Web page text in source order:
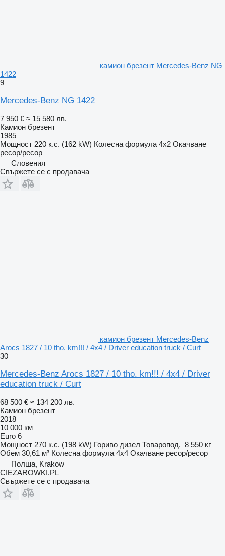
камион брезент Mercedes-Benz NG
1422
9
Mercedes-Benz NG 1422
7 950 € ≈ 15 580 лв.
Камион брезент
1985
Мощност 220 к.с. (162 kW) Колесна формула 4x2 Окачване
ресор/ресор
Словения
Свържете се с продавача
камион брезент Mercedes-Benz
Arocs 1827 / 10 tho. km!!! / 4x4 / Driver education truck / Curt
30
Mercedes-Benz Arocs 1827 / 10 tho. km!!! / 4x4 / Driver
education truck / Curt
68 500 € ≈ 134 200 лв.
Камион брезент
2018
10 000 км
Euro 6
Мощност 270 к.с. (198 kW) Гориво дизел Товаропод. 8 550 кг
Обем 30,61 м³ Колесна формула 4x4 Окачване ресор/ресор
Полша, Krakow
CIEZAROWKI.PL
Свържете се с продавача